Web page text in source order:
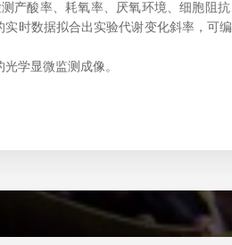
产酸率、耗氧率、 厌氧环境、细胞阻
时数据拟合出实验代谢变化斜率，可
学显微监测成像。